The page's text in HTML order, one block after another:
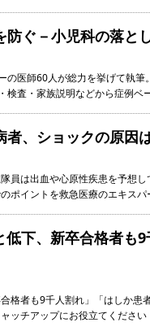
ぐ－小児科の落とし
の医師60人が総力を挙げて執
検査・家族説明などから症例ベ
、ショックの原因
員は出血や心原性疾患を予想
ポイントを救急医療のエキスパ
下、新卒合格者も
格者も9千人割れ」「はしか
ッチアップにお役立てください